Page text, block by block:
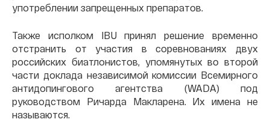
употреблении запрещенных препаратов.
Также исполком IBU принял решение временно
отстранить от участия в соревнованиях двух
российских биатлонистов, упомянутых во второй
части доклада независимой комиссии Всемирного
антидопингового агентства (WADA) под
руководством Ричарда Макларена. Их имена не
называются.